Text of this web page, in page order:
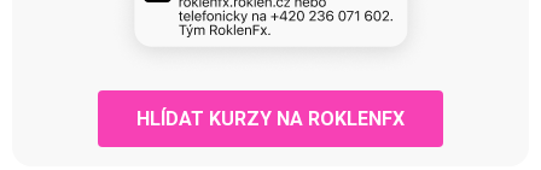
HLÍDAT KURZY NA ROKLENFX